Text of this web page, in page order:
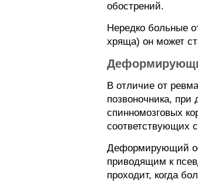
обострений.
Нередко больные
хряща) он может
В отличие от
позвоночника,
спинномозговых
соответствующих
Деформирующий
приводящим к
проходит, когда